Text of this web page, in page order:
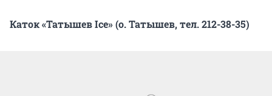
Каток «ТатышевIce» (о. Татышев, тел. 212-38-35)